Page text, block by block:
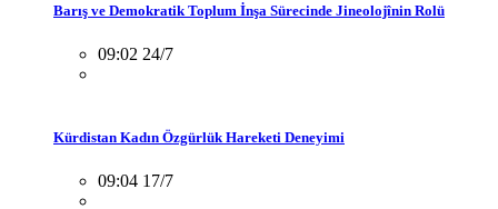
Barış ve Demokratik Toplum İnşa Sürecinde Jineolojînin Rolü
09:02 24/7
Kürdistan Kadın Özgürlük Hareketi Deneyimi
09:04 17/7